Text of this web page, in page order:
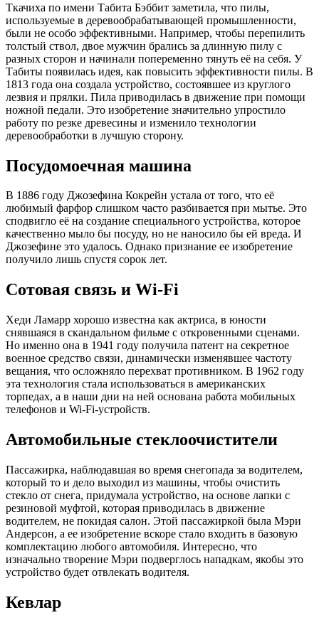
Ткачиха по имени Табита Бэббит заметила, что пилы,
используемые в деревообрабатывающей промышленности,
были не особо эффективными. Например, чтобы перепилить
толстый ствол, двое мужчин брались за длинную пилу с
разных сторон и начинали попеременно тянуть её на себя. У
Табиты появилась идея, как повысить эффективности пилы. В
1813 года она создала устройство, состоявшее из круглого
лезвия и прялки. Пила приводилась в движение при помощи
ножной педали. Это изобретение значительно упростило
работу по резке древесины и изменило технологии
деревообработки в лучшую сторону.
Посудомоечная машина
В 1886 году Джозефина Кокрейн устала от того, что её
любимый фарфор слишком часто разбивается при мытье. Это
сподвигло её на создание специального устройства, которое
качественно мыло бы посуду, но не наносило бы ей вреда. И
Джозефине это удалось. Однако признание ее изобретение
получило лишь спустя сорок лет.
Сотовая связь и Wi-Fi
Хеди Ламарр хорошо известна как актриса, в юности
снявшаяся в скандальном фильме с откровенными сценами.
Но именно она в 1941 году получила патент на секретное
военное средство связи, динамически изменявшее частоту
вещания, что осложняло перехват противником. В 1962 году
эта технология стала использоваться в американских
торпедах, а в наши дни на ней основана работа мобильных
телефонов и Wi-Fi-устройств.
Автомобильные стеклоочистители
Пассажирка, наблюдавшая во время снегопада за водителем,
который то и дело выходил из машины, чтобы очистить
стекло от снега, придумала устройство, на основе лапки с
резиновой муфтой, которая приводилась в движение
водителем, не покидая салон. Этой пассажиркой была Мэри
Андерсон, а ее изобретение вскоре стало входить в базовую
комплектацию любого автомобиля. Интересно, что
изначально творение Мэри подверглось нападкам, якобы это
устройство будет отвлекать водителя.
Кевлар